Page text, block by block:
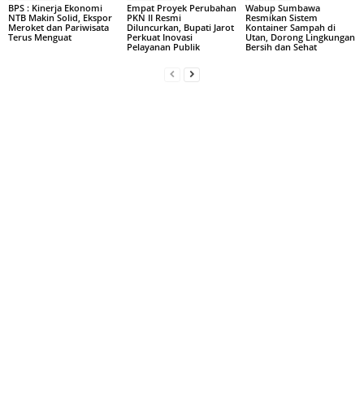
BPS : Kinerja Ekonomi
NTB Makin Solid, Ekspor
Meroket dan Pariwisata
Terus Menguat
Empat Proyek Perubahan
PKN II Resmi
Diluncurkan, Bupati Jarot
Perkuat Inovasi
Pelayanan Publik
Wabup Sumbawa
Resmikan Sistem
Kontainer Sampah di
Utan, Dorong Lingkungan
Bersih dan Sehat